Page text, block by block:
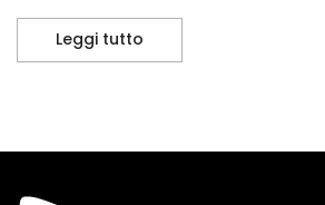
Leggi tutto